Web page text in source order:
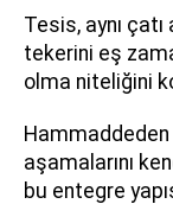
Tesis, aynı
tekerini eş
olma niteliğini
aşamalarını
bu entegre